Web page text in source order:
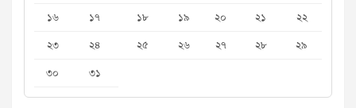
১৬
১৭ ১৮ ১৯ ২০ ২১
২২
২৩
২৪ ২৫ ২৬ ২৭ ২৮
২৯
৩০
৩১